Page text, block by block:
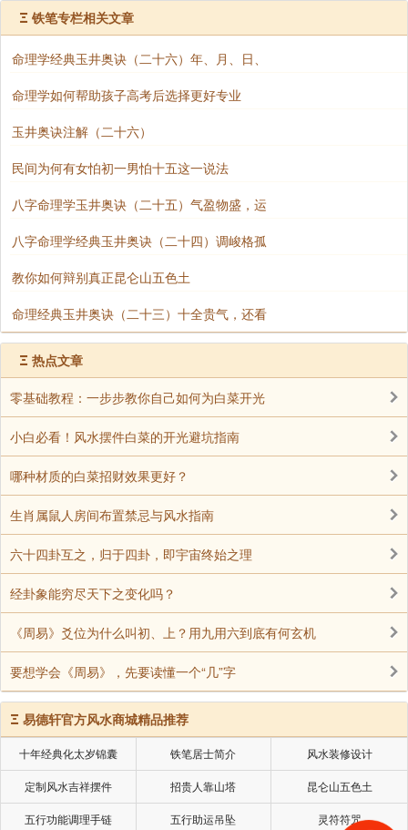
时候，一般就是有些事情，也是能逢凶化吉，并且往往
是有贵人相助，所以说吉的时候，也就是人生行运时
候，大多是心想事成，只有在凶的时候，人才能体验心
里落差这些问题。
中国有句话叫“我命由我不由天”，“我的命运在我掌握
运你是了解了吗，想要把握人生，务必要先行了解，我
的命运如何，何时为凶，何时为吉，这样才能把握，在
了解人生，必须要有这些方面的高人来把你解惑，针对
你的命运进行评论，明白吉凶状况和运势起落过程、时
间点，这样你才能准确去把握你的人生，这也就是预测
的意义所在。
所谓的人生化解，实质上来说，就是根据人生运程起
落变化来进行操作，当吉利时候，我们需要努力进取，
大吉利时候，更是要努力去争取。而在凶的时候，我们
需要慎之又慎，避过无谓的坑，大凶时候，我们需要注
意人生的坎，这个坎或是突发事件，或是积累而成，我
们可以避开这些问题，从而达到从容面对。
人最怕的就是明知道是凶象时候，还一味去开拓进
取，有些人并不是不努力，而是越努力越是坑，明知道
人生需要跳过一个坎，而所谓的坎，就是一条条的沟，
本来是可以通过铺设后轻松通过，但在不清楚的情况下
勇往直前，最后是满身伤痕，或是无端出现生命危险，
这种现象实际在人世间，是非常多的。
说到底，人生对命理预测，主要的意义是在于如何避
坑，并不是听一些江湖术士的吹捧，吹捧是没有任何意
义，成就的大小虽然是在命运中决定，但人最终仍是需
要要避坑趋好为主。
Ξ 铁笔专栏相关文章
命理学经典玉井奥诀（二十六）年、月、日、
命理学如何帮助孩子高考后选择更好专业
玉井奥诀注解（二十六）
民间为何有女怕初一男怕十五这一说法
八字命理学玉井奥诀（二十五）气盈物盛，运
八字命理学经典玉井奥诀（二十四）调峻格孤
教你如何辩别真正昆仑山五色土
命理经典玉井奥诀（二十三）十全贵气，还看
Ξ 热点文章
零基础教程：一步步教你自己如何为白菜开光
小白必看！风水摆件白菜的开光避坑指南
哪种材质的白菜招财效果更好？
生肖属鼠人房间布置禁忌与风水指南
六十四卦互之，归于四卦，即宇宙终始之理
经卦象能穷尽天下之变化吗？
《周易》爻位为什么叫初、上？用九用六到底有何玄机
要想学会《周易》，先要读懂一个“几”字
Ξ 易德轩官方风水商城精品推荐
十年经典化太岁锦囊 铁笔居士简介 风水装修设计
定制风水吉祥摆件 招贵人靠山塔 昆仑山五色土
五行功能调理手链 五行助运吊坠 灵符符咒